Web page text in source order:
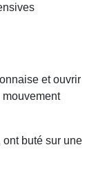
et ouvrir
mouvement
buté sur une